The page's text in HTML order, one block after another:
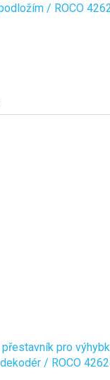
/ ROCO
přestavník pro
dekodér / ROCO